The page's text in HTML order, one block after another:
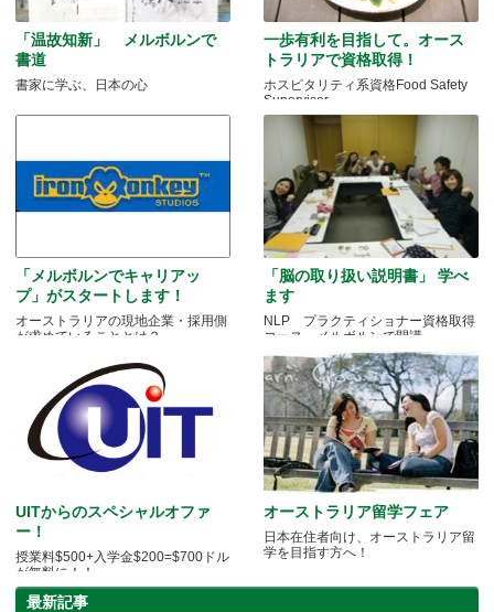
「温故知新」 メルボルンで
書道
書家に学ぶ、日本の心
一歩有利を目指して。オース
トラリアで資格取得！
ホスピタリティ系資格Food Safety
Supervisor
「メルボルンでキャリアッ
プ」がスタートします！
オーストラリアの現地企業・採用側
が求めていることとは？
「脳の取り扱い説明書」 学べ
ます
NLP プラクティショナー資格取得
コース メルボルンで開講
UITからのスペシャルオファ
ー！
授業料$500+入学金$200=$700ドル
が無料に！！
オーストラリア留学フェア
日本在住者向け、オーストラリア留
学を目指す方へ！
最新記事